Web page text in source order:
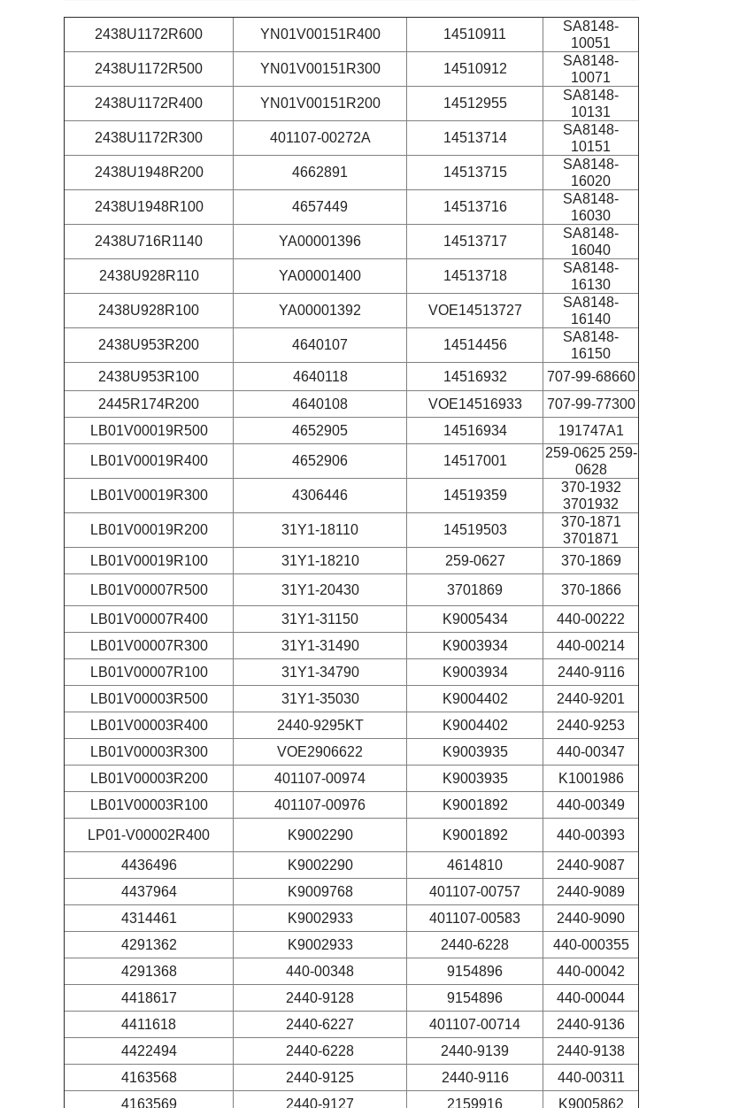
2438U1172R600 YN01V00151R400 14510911
SA8148-
10051
2438U1172R500
YN01V00151R300 14510912
SA8148-
10071
2438U1172R400
YN01V00151R200 14512955
SA8148-
10131
2438U1172R300
401107-00272A 14513714
SA8148-
10151
2438U1948R200
4662891 14513715
SA8148-
16020
2438U1948R100
4657449 14513716
SA8148-
16030
2438U716R1140
YA00001396 14513717
SA8148-
16040
2438U928R110
YA00001400 14513718
SA8148-
16130
2438U928R100
YA00001392 VOE14513727
SA8148-
16140
2438U953R200
4640107 14514456
SA8148-
16150
2438U953R100
4640118 14516932
707-99-68660
2445R174R200
4640108 VOE14516933
707-99-77300
LB01V00019R500
4652905 14516934
191747A1
LB01V00019R400
4652906 14517001
259-0625 259-
0628
LB01V00019R300
4306446 14519359
370-1932
3701932
LB01V00019R200
31Y1-18110 14519503
370-1871
3701871
LB01V00019R100
31Y1-18210 259-0627
370-1869
LB01V00007R500
31Y1-20430 3701869
370-1866
LB01V00007R400
31Y1-31150 K9005434
440-00222
LB01V00007R300
31Y1-31490 K9003934
440-00214
LB01V00007R100
31Y1-34790 K9003934
2440-9116
LB01V00003R500
31Y1-35030 K9004402
2440-9201
LB01V00003R400
2440-9295KT K9004402
2440-9253
LB01V00003R300
VOE2906622 K9003935
440-00347
LB01V00003R200
401107-00974 K9003935
K1001986
LB01V00003R100
401107-00976 K9001892
440-00349
LP01-V00002R400
K9002290 K9001892
440-00393
4436496
K9002290 4614810
2440-9087
4437964
K9009768 401107-00757
2440-9089
4314461
K9002933 401107-00583
2440-9090
4291362
K9002933 2440-6228
440-000355
4291368
440-00348 9154896
440-00042
4418617
2440-9128 9154896
440-00044
4411618
2440-6227 401107-00714
2440-9136
4422494
2440-6228 2440-9139
2440-9138
4163568
2440-9125 2440-9116
440-00311
4163569
2440-9127 2159916 K9005862